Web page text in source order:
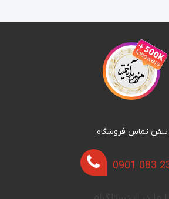
تلفن تماس فروشگاه:
0901 083